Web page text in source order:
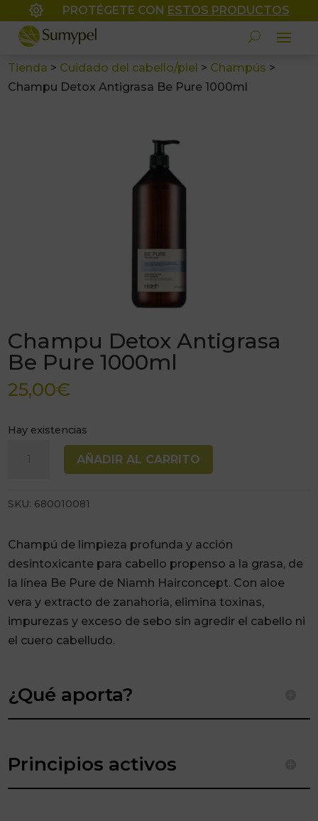
 PROTÉGETE CON ESTOS PRODUCTOS
Tienda > Cuidado del cabello/piel > Champús >
Champu Detox Antigrasa Be Pure 1000ml
Champu Detox Antigrasa
Be Pure 1000ml
25,00€
Hay existencias
Be
1000ml
cantidad
AÑADIR AL CARRITO
SKU: 680010081
Champú de limpieza profunda y acción
desintoxicante para cabello propenso a la grasa, de
la línea Be Pure de Niamh Hairconcept. Con aloe
vera y extracto de zanahoria, elimina toxinas,
impurezas y exceso de sebo sin agredir el cabello ni
el cuero cabelludo.
¿Qué aporta?
Principios activos